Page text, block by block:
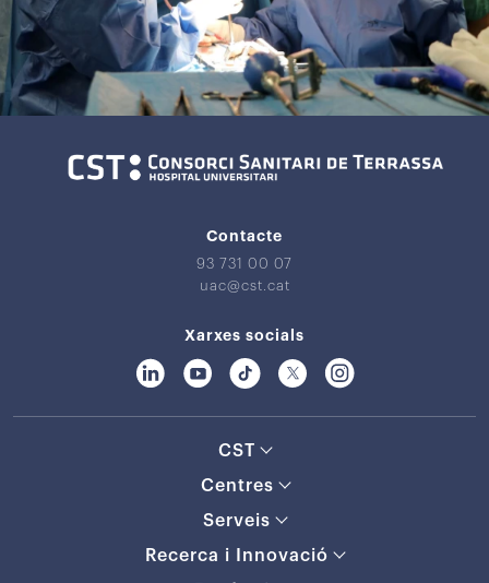
Contacte
93 731 00 07
uac@cst.cat
Xarxes socials
CST
Centres
Serveis
Recerca i Innovació